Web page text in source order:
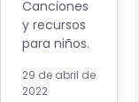
Canciones
y recursos
para niños.
29 de abril de
2022